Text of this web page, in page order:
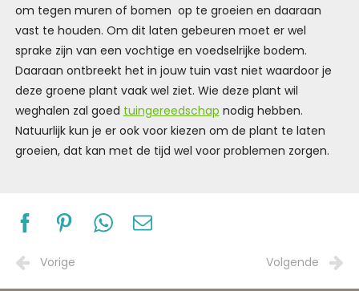
om tegen muren of bomen op te groeien en daaraan
vast te houden. Om dit laten gebeuren moet er wel
sprake zijn van een vochtige en voedselrijke bodem.
Daaraan ontbreekt het in jouw tuin vast niet waardoor je
deze groene plant vaak wel ziet. Wie deze plant wil
weghalen zal goed tuingereedschap nodig hebben.
Natuurlijk kun je er ook voor kiezen om de plant te laten
groeien, dat kan met de tijd wel voor problemen zorgen.
Vorige Volgende